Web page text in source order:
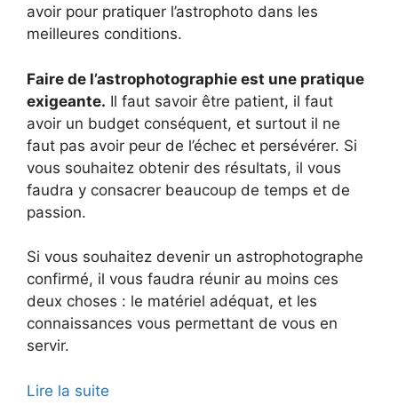
avoir pour pratiquer l’astrophoto dans les
meilleures conditions.
Faire de l’astrophotographie est une pratique
exigeante. Il faut savoir être patient, il faut
avoir un budget conséquent, et surtout il ne
faut pas avoir peur de l’échec et persévérer. Si
vous souhaitez obtenir des résultats, il vous
faudra y consacrer beaucoup de temps et de
passion.
Si vous souhaitez devenir un astrophotographe
confirmé, il vous faudra réunir au moins ces
deux choses : le matériel adéquat, et les
connaissances vous permettant de vous en
servir.
Lire la suite